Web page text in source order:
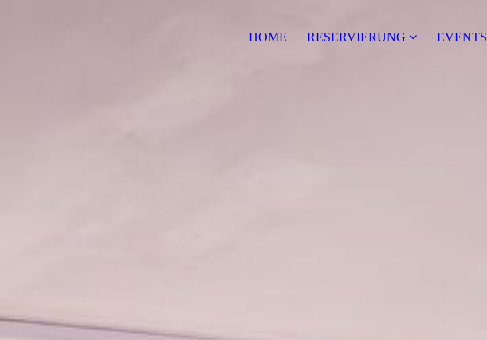
HOME RESERVIERUNG EVENTS